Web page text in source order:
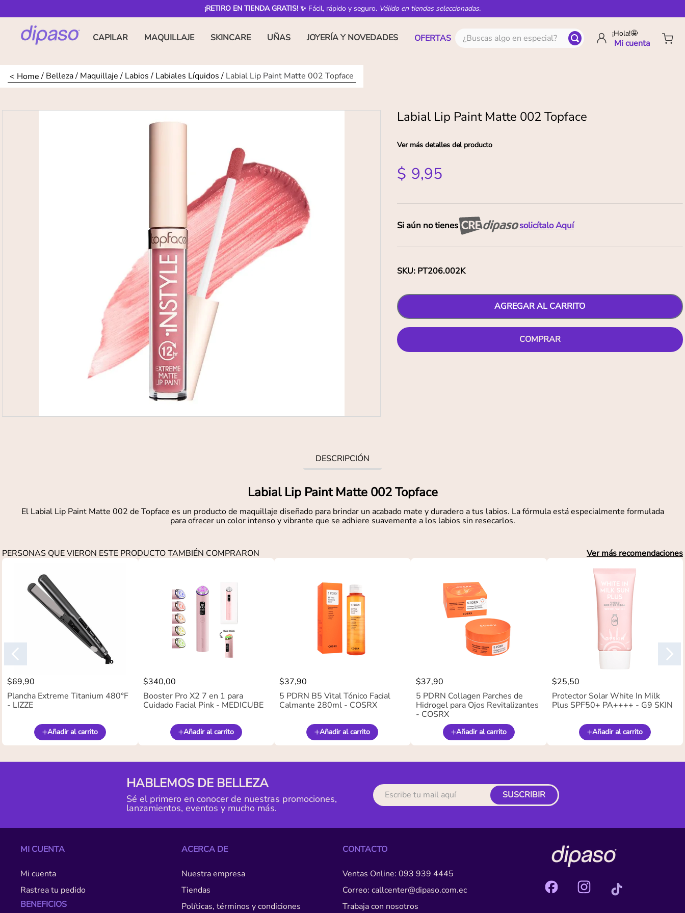
¡RETIRO EN TIENDA GRATIS! ✨ Fácil, rápido y seguro. Válido en tiendas seleccionadas.
CAPILAR MAQUILLAJE SKINCARE UÑAS JOYERÍA Y NOVEDADES OFERTAS ¿Buscas algo en especial? ¡Hola!🤩
Belleza Maquillaje Labios Labiales Líquidos Labial Lip Paint Matte 002 Topface
Labial Lip Paint Matte 002 Topface
Ver más detalles del producto
$ 9,95
Si aún no tienes solicítalo Aquí
SKU: PT206.002K
AGREGAR AL CARRITO
COMPRAR
DESCRIPCIÓN
Labial Lip Paint Matte 002 Topface
El Labial Lip Paint Matte 002 de Topface es un producto de maquillaje diseñado para brindar un acabado mate y duradero a tus labios. La fórmula está especialmente formulada
para ofrecer un color intenso y vibrante que se adhiere suavemente a los labios sin resecarlos.
PERSONAS QUE VIERON ESTE PRODUCTO TAMBIÉN COMPRARON Ver más recomendaciones
$69,90
Plancha Extreme Titanium 480°F
- LIZZE
Añadir al carrito
$340,00
Booster Pro X2 7 en 1 para
Cuidado Facial Pink - MEDICUBE
Añadir al carrito
$37,90
5 PDRN B5 Vital Tónico Facial
Calmante 280ml - COSRX
Añadir al carrito
$37,90
5 PDRN Collagen Parches de
Hidrogel para Ojos Revitalizantes
- COSRX
Añadir al carrito
$25,50
Protector Solar White In Milk
Plus SPF50+ PA++++ - G9 SKIN
Añadir al carrito
HABLEMOS DE BELLEZA
Sé el primero en conocer de nuestras promociones,
lanzamientos, eventos y mucho más.
SUSCRIBIR
MI CUENTA
Mi cuenta
Rastrea tu pedido
BENEFICIOS
ACERCA DE
Nuestra empresa
Tiendas
Políticas, términos y condiciones
CONTACTO
Ventas Online: 093 939 4445
Correo: callcenter@dipaso.com.ec
Trabaja con nosotros